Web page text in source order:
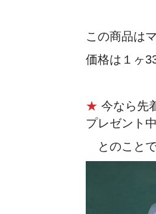
この商品は
価格は１ヶ
★ 今なら先
プレゼント
とのこと